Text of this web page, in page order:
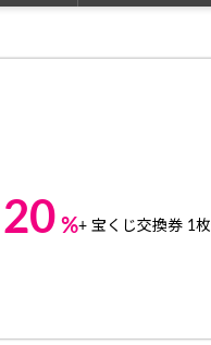
20 %+ 宝くじ交換券 1枚